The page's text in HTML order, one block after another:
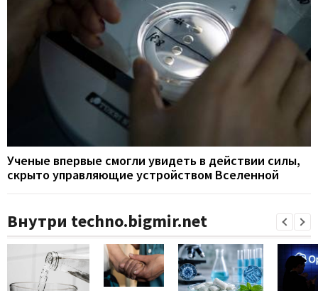
Ученые впервые смогли увидеть в действии силы,
скрыто управляющие устройством Вселенной
Внутри techno.bigmir.net